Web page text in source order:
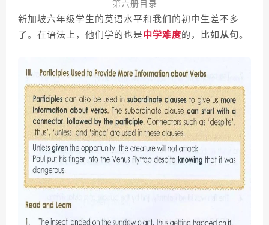
第六册目录
新加坡六年级学生的英语水平和我们的初中生差不多
了。在语法上，他们学的也是中学难度的，比如从句。